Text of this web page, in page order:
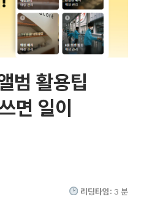
범 활용팁
면 일이
리딩타임: 3 분